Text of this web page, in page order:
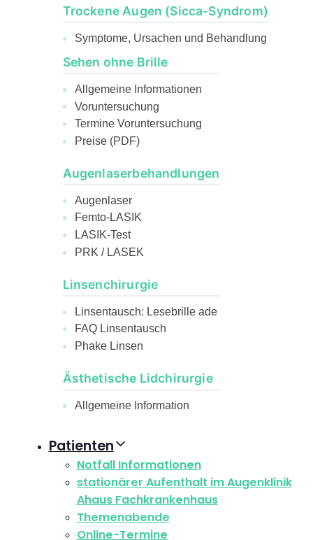
Trockene Augen (Sicca-Syndrom)
Symptome, Ursachen und Behandlung
Sehen ohne Brille
Allgemeine Informationen
Voruntersuchung
Termine Voruntersuchung
Preise (PDF)
Augenlaserbehandlungen
Augenlaser
Femto-LASIK
LASIK-Test
PRK / LASEK
Linsenchirurgie
Linsentausch: Lesebrille ade
FAQ Linsentausch
Phake Linsen
Ästhetische Lidchirurgie
Allgemeine Information
Patienten
Notfall Informationen
stationärer Aufenthalt im Augenklinik
Ahaus Fachkrankenhaus
Themenabende
Online-Termine